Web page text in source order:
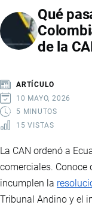
Y
Qué
de la
ARTÍCULO
10 MAYO, 2026
5 MINUTOS
15 VISTAS
La CAN ordenó a
comerciales. Conoce
incumplen la
Tribunal Andino y el